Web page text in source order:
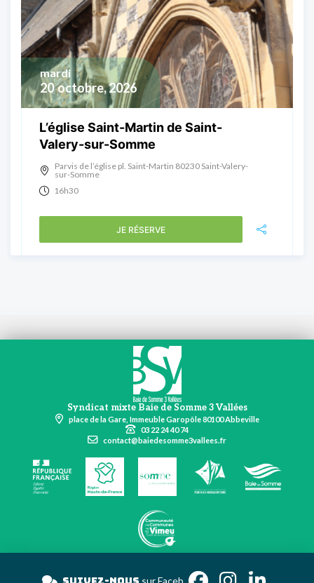
20 octobre, 2026
mardi
L’église Saint-Martin de Saint-
Valery-sur-Somme
Parvis de l’église pl. Saint-Martin 80230 Saint-Valery-
sur-Somme
16h30
JE RÉSERVE
Syndicat mixte Baie de Somme 3 Vallées
place de la Gare, Immeuble Garopôle 80100 Abbeville
03 22 24 40 74
contact@baiedesomme3vallees.fr